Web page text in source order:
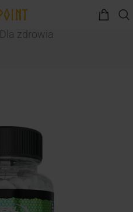
Dla zdrowia